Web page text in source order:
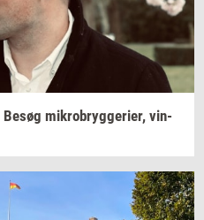
Besøg mi­kro­bryg­ge­ri­er, vin­